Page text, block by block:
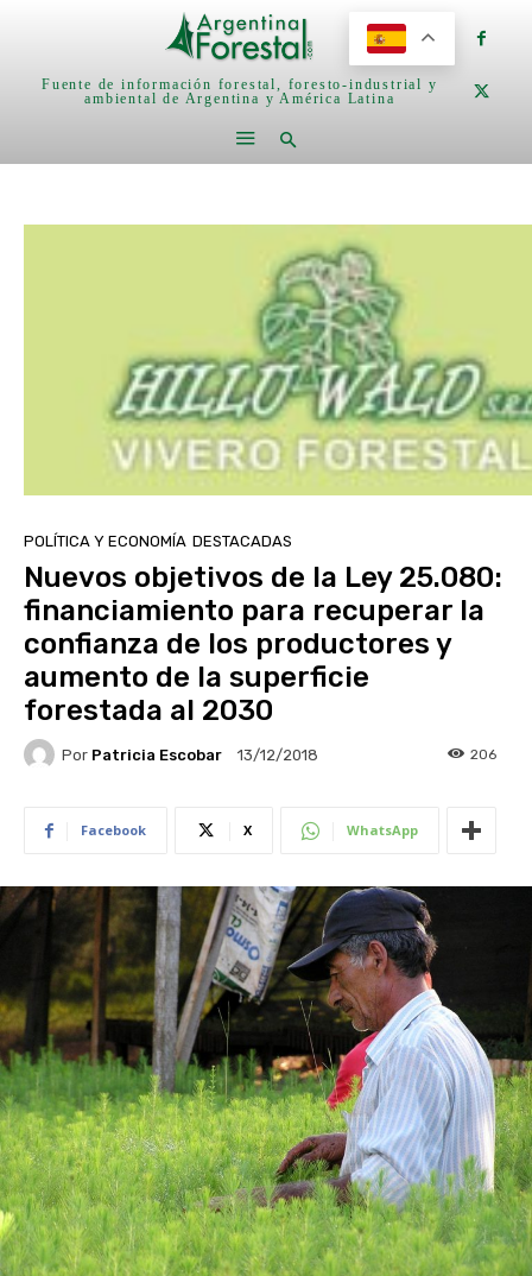
Fuente de información forestal, foresto-industrial y
ambiental de Argentina y América Latina
POLÍTICA Y ECONOMÍA DESTACADAS
Nuevos objetivos de la Ley 25.080:
financiamiento para recuperar la
confianza de los productores y
aumento de la superficie
forestada al 2030
Por Patricia Escobar 13/12/2018 206
Facebook X WhatsApp